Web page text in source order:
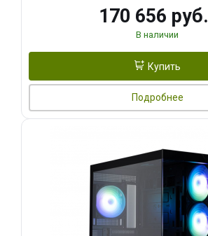
170 656 руб.
В наличии
Купить
Подробнее